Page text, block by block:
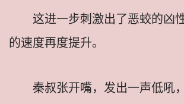
这进一步刺激出了恶蛟的凶
的速度再度提升。
秦叔张开嘴，发出一声低吼